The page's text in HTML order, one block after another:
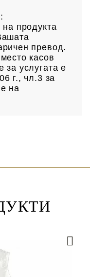
на продукта
превод.
касов
за услугата е
г., чл.3 за
на